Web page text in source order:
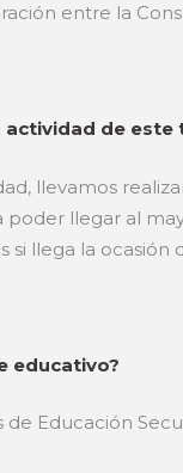
entre la
de
llevamos
poder llegar al
si llega la
educativo?
de Educación